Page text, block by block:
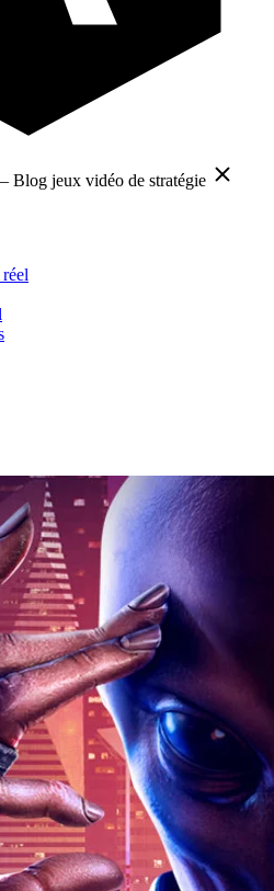
Blog jeux vidéo de stratégie